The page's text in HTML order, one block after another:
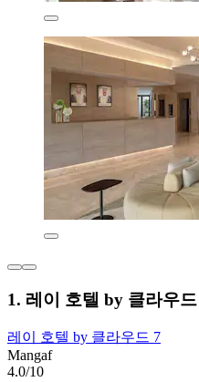
1. 레이 호텔 by 클라우
레이 호텔 by 클라우드 7
Mangaf
4.0/10